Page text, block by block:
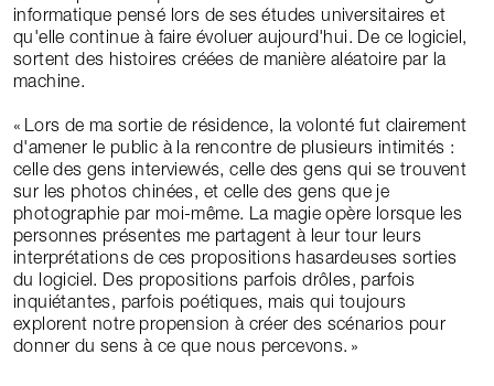
informatique pensé lors de ses études universitaires et
qu'elle continue à faire évoluer aujourd'hui. De ce logiciel,
sortent des histoires créées de manière aléatoire par la
machine.
Lors de ma sortie de résidence, la volonté fut clairement
d'amener le public à la rencontre de plusieurs intimités :
celle des gens interviewés, celle des gens qui se trouvent
sur les photos chinées, et celle des gens que je
photographie par moi-même. La magie opère lorsque les
personnes présentes me partagent à leur tour leurs
interprétations de ces propositions hasardeuses sorties
du logiciel. Des propositions parfois drôles, parfois
inquiétantes, parfois poétiques, mais qui toujours
explorent notre propension à créer des scénarios pour
donner du sens à ce que nous percevons.